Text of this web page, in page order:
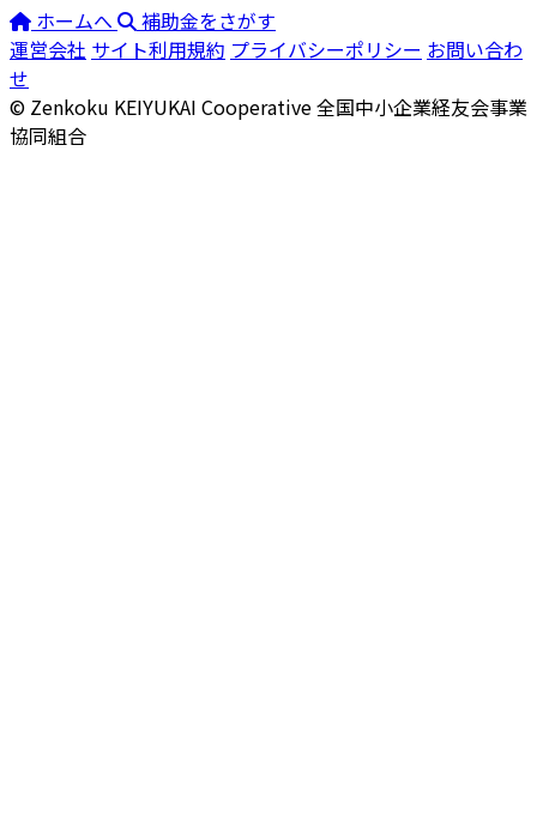
ホームへ
補助金をさがす
運営会社 サイト利用規約 プライバシーポリシー お問い合わ
せ
© Zenkoku KEIYUKAI Cooperative全国中小企業経友会事業
協同組合